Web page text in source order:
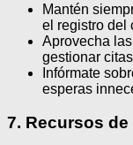
Mantén
el registro del
Aprovecha
gestionar
Infórmate
esperas
7. Recursos